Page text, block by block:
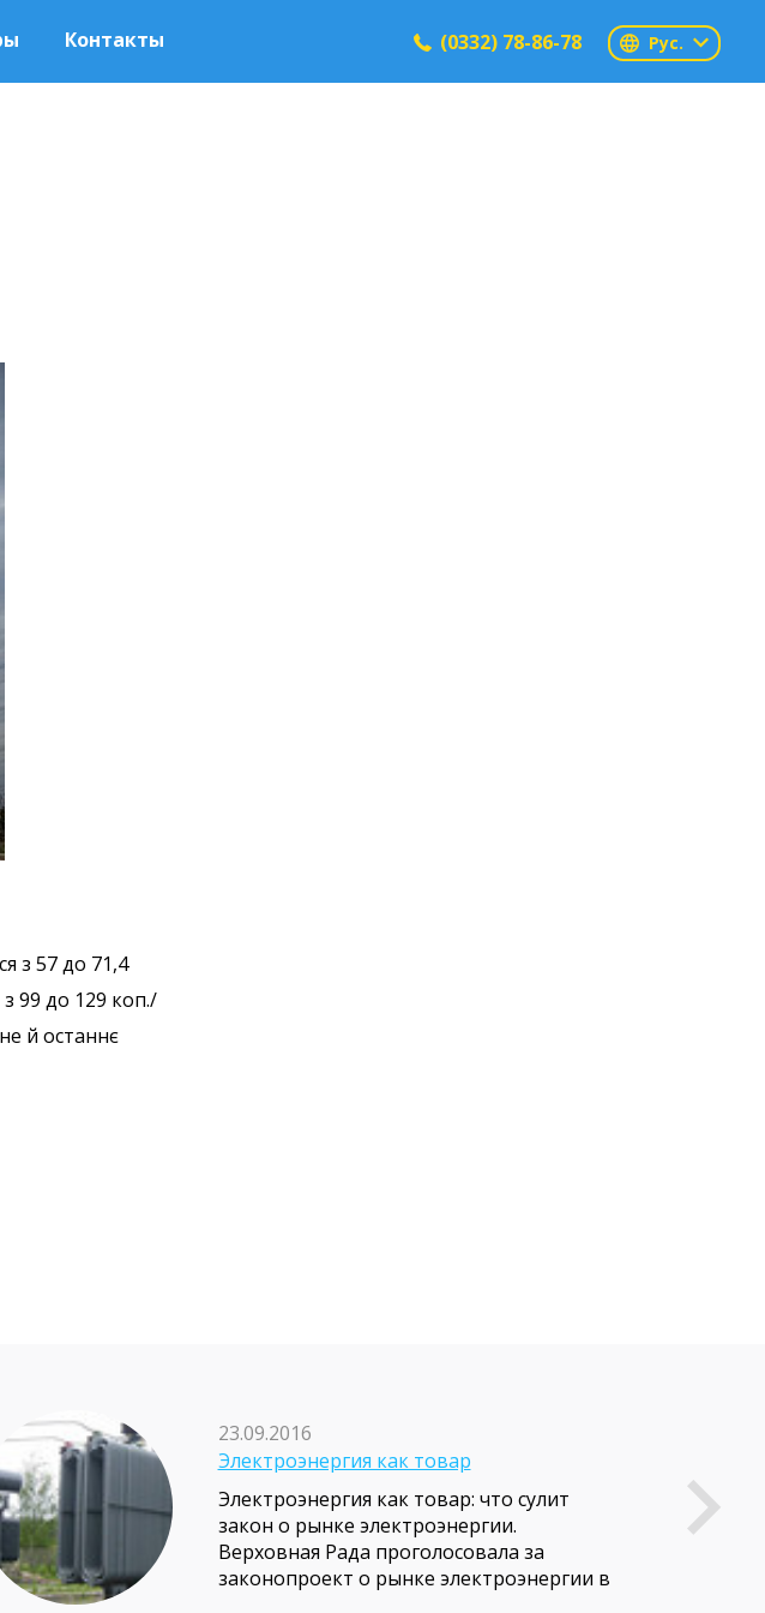
Контакты (0332) 78-86-78 Рус.
з 57 до 71,4
99 до 129 коп./
й останнє
23.09.2016
Электроэнергия как товар
Электроэнергия как товар: что сулит
закон о рынке электроэнергии.
Верховная Рада проголосовала за
законопроект о рынке электроэнергии в